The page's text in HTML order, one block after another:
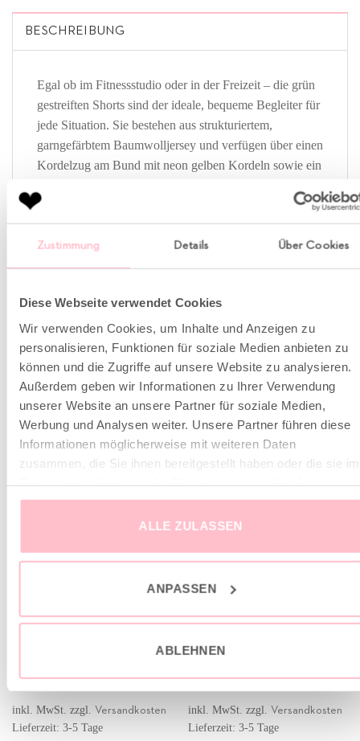
Zustimmung Details Über Cookies
Diese Webseite verwendet Cookies
Wir verwenden Cookies, um Inhalte und Anzeigen zu
personalisieren, Funktionen für soziale Medien anbieten zu
können und die Zugriffe auf unsere Website zu analysieren.
Außerdem geben wir Informationen zu Ihrer Verwendung
unserer Website an unsere Partner für soziale Medien,
Werbung und Analysen weiter. Unsere Partner führen diese
Informationen möglicherweise mit weiteren Daten
zusammen, die Sie ihnen bereitgestellt haben oder die sie im
ALLE ZULASSEN
ANPASSEN
ABLEHNEN
BESCHREIBUNG
Egal ob im Fitnessstudio oder in der Freizeit – die grün
gestreiften Shorts sind der ideale, bequeme Begleiter für
jede Situation. Sie bestehen aus strukturiertem,
garngefärbtem Baumwolljersey und verfügen über einen
Kordelzug am Bund mit neon gelben Kordeln sowie ein
Fällt der Größe entsprechend normal aus
Locker fallend
Das Model misst 177cm und trägt Gr. M
ÄHNLICHE PRODUKTE
sale
159,00€ Preis
war:
159,00 €
59,00€Preis
ist:
inkl. MwSt. zzgl. Versandkosten
Lieferzeit: 3-5 Tage
sale
Kleid mit Palmenprint
119,00€ Preis
war:
119,00 €
39,00€Preis
ist:
inkl. MwSt. zzgl. Versandkosten
Lieferzeit: 3-5 Tage